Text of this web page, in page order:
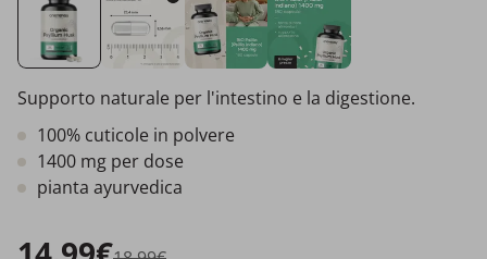
Supporto naturale per l'intestino e la digestione.
100% cuticole in polvere
1400 mg per dose
pianta ayurvedica